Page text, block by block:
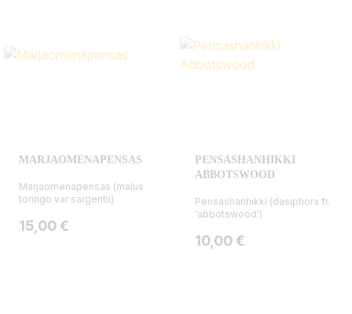
MARJAOMENAPENSAS
Marjaomenapensas (malus
toringo var sargentii)
Hinta
15,00 €
PENSASHANHIKKI
ABBOTSWOOD
Pensashanhikki (dasiphora fr.
'abbotswood')
Hinta
10,00 €